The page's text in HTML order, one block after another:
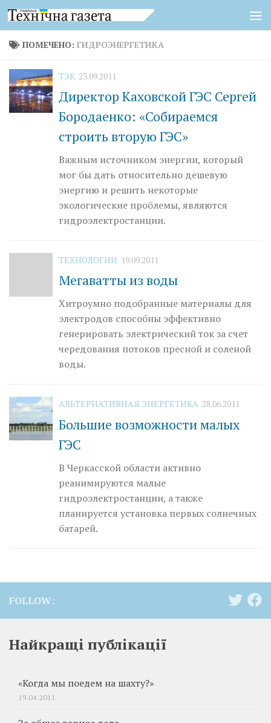
Перейти к содержимому
ПОМЕЧЕНО: ГИДРОЭНЕРГЕТИКА
ТЭК 23.09.2011
Директор Каховской ГЭС Сергей
Бородаенко: «Собираемся
строить вторую ГЭС»
Важным источником энергии, который
мог бы дать относительно дешевую
энергию и решить некоторые
экологические проблемы, являются
гидроэлектростанции.
ТЕХНОЛОГИИ 19.09.2011
Мегаватты из воды
Хитроумно подобранные материалы для
электродов способны эффективно
генерировать электрический ток за счет
чередования потоков пресной и соленой
воды.
АЛЬТЕРНАТИВНАЯ ЭНЕРГЕТИКА 28.06.2011
Большие возможности малых
ГЭС
В Черкасской области активно
реанимируются малые
гидроэлектростанции, а также
планируется установка первых солнечных
батарей.
FOLLOW:
Найкращі публікації
«Когда мы поедем на шахту?»
19.04.2011